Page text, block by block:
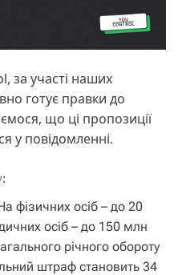
за участі наших
готує правки до
що ці пропозиції
у повідомленні.
фізичних осіб – до 20
осіб – до 150 млн
річного обороту
штраф становить 34